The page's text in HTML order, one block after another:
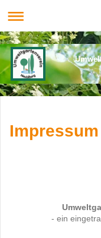
Impressum
- ein